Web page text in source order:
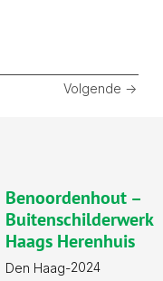
Volgende ->
Benoordenhout –
Buitenschilderwerk
Haags Herenhuis
Den Haag 2024
-